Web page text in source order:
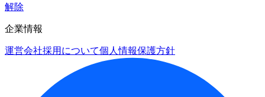
解除
企業情報
運営会社採用について個人情報保護方針